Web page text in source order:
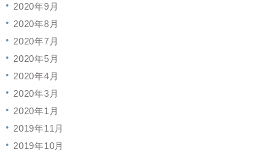
2020年9月
2020年8月
2020年7月
2020年5月
2020年4月
2020年3月
2020年1月
2019年11月
2019年10月